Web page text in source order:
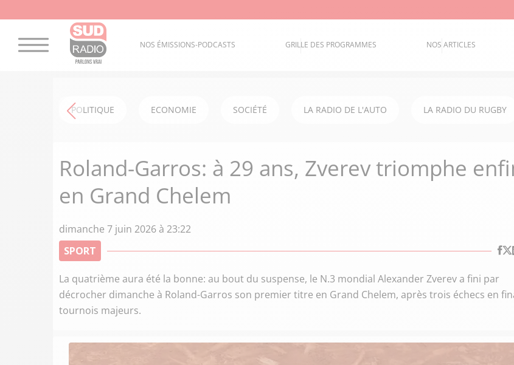
NOS ÉMISSIONS-PODCASTS GRILLE DES PROGRAMMES NOS ARTICLES
POLITIQUE ECONOMIE SOCIÉTÉ LA RADIO DE L'AUTO LA RADIO DU RUGBY
Roland-Garros: à 29 ans, Zverev triomphe
en Grand Chelem
dimanche 7 juin 2026 à 23:22
SPORT
La quatrième aura été la bonne: au bout du suspense, le N.3 mondial Alexander Zverev a fini par
décrocher dimanche à Roland-Garros son premier titre en Grand Chelem, après trois échecs en
tournois majeurs.